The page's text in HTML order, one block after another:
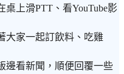
桌上滑PTT、看YouTube影
大家一起訂飲料、吃雞
邊看新聞，順便回覆一些